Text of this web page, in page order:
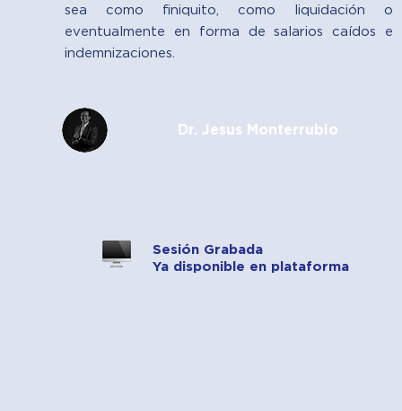
sea como finiquito, como liquidación o
eventualmente en forma de salarios caídos e
indemnizaciones.
Dr. Jesus Monterrubio
Sesión Grabada
Ya disponible en plataforma